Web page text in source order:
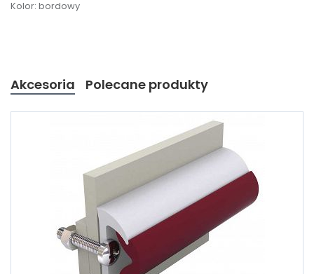
Kolor: bordowy
Akcesoria Polecane produkty